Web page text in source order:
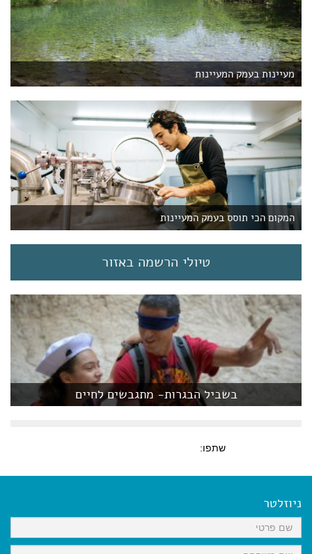
מעיינות בעמק המעיינות
המקום הכי תוסס בעמק המעיינות
טיולי הרשמה באזור
בשביל הבגרות- מתגבשים לחיים
שתפו:
ניוזלטר